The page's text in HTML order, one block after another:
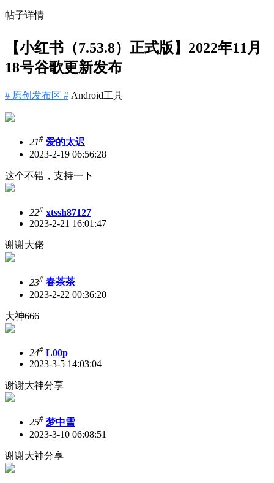
帖子详情
【小红书（7.53.8）正式版】2022年11月
18号谷歌更新发布
# 原创发布区 # Android工具
21# 爱的太迟
2023-2-19 06:56:28
这个不错，支持一下
22# xtssh87127
2023-2-21 16:01:47
谢谢大佬
23# 春茶茶
2023-2-22 00:36:20
大神666
24# L00p
2023-3-5 14:03:04
谢谢大神分享
25# 梦中雪
2023-3-10 06:08:51
谢谢大神分享